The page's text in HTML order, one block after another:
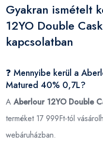
Gyakran ismételt
12YO Double
kapcsolatban
❓ Mennyibe kerül a
Matured 40% 0,7L?
A Aberlour 12YO Double
terméket 17 999Ft-tól
webáruházban.